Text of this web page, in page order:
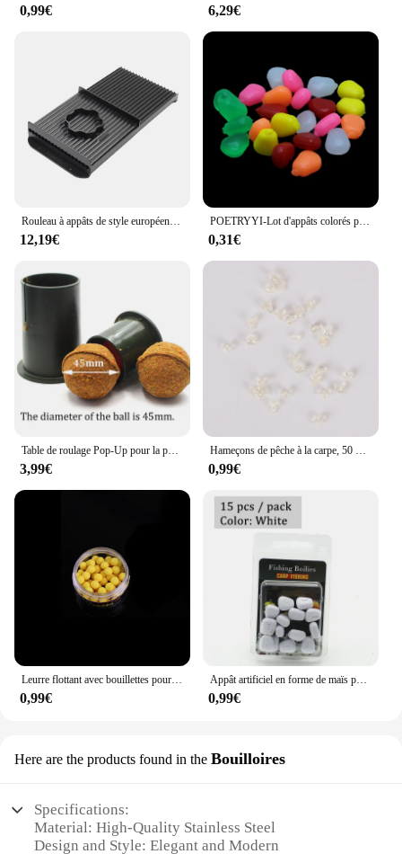
0,99€ 6,29€
Rouleau à appâts de style européen, matériel PP, outil de pêche à la carpe, table roulante, 8-20mm, 1 pièce
12,19€
POETRYYI-Lot d'appâts colorés pour la pêche à la carpe, pack de bouillettes souples, 0.3g par pièce, 10 pièces
0,31€
Table de roulage Pop-Up pour la pêche à la carpe, bouillettes pour attraper des poissons, matériel pour pêcher, 1 pièce
3,99€
Hameçons de pêche à la carpe, 50 pièces, accessoires en caoutchouc Chod Ronnie Stoper Rig Pop ettes Boilie Stop Terminal Tackle Tool
0,99€
0,99€
Appât artificiel en forme de maïs pour la pêche à la carpe, 15 pièces, faux appât flottant, bouillettes pour carpe, accessoires d'alimentation
0,99€
Here are the products found in the Bouilloires
Specifications:
Material: High-Quality Stainless Steel
Design and Style: Elegant and Modern